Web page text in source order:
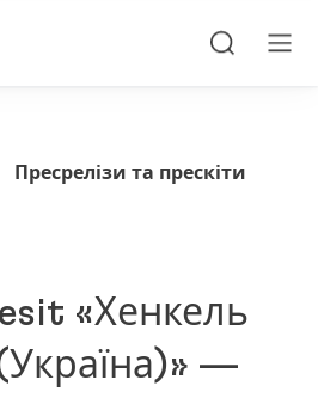
Пресрелізи та прескіти
«Хенкель
—